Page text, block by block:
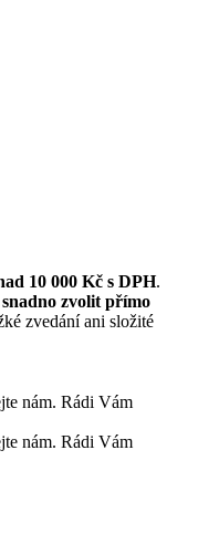
10 000 Kč s DPH.
zvolit přímo
zvedání ani složité